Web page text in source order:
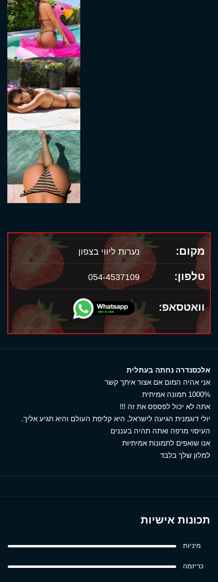
מקום: נערות ליווי בצפון
טלפון: 054-4537109
וואטסאפ:
אלכסנדרה נחתה בעתלית
אני אהיה המום אם אצור איתך קשר
1000% תמונה אמיתית
אתה לא יכול לפספס את זה !!!
יולי דוגמנית הגיעה לישראל, היא קליפת העולם והיא תגיע אליך.
העיסוי מרפה ואתה תהיה בעננים
אנו שואפים לתמונות אמיתיות
למלון שלך בלבד
תכונות אישיות
מיניות
כריזמה